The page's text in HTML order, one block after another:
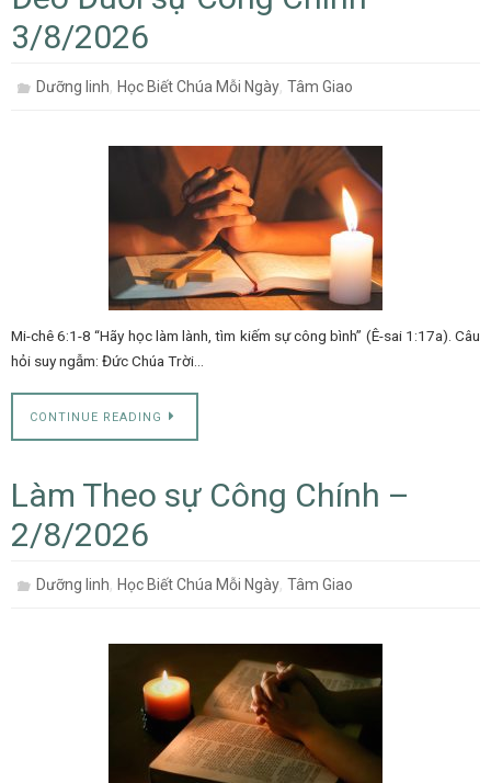
3/8/2026
Dưỡng linh,Học Biết Chúa Mỗi Ngày,Tâm Giao
Mi-chê 6:1-8 “Hãy học làm lành, tìm kiếm sự công bình” (Ê-sai 1:17a). Câu
hỏi suy ngẫm: Đức Chúa Trời…
CONTINUE READING
Làm Theo sự Công Chính –
2/8/2026
Dưỡng linh,Học Biết Chúa Mỗi Ngày,Tâm Giao